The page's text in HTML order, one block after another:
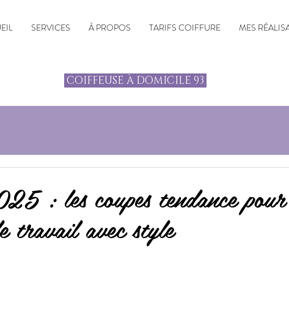
SERVICES À PROPOS TARIFS COIFFURE MES
COIFFEUSE À DOMICILE 93
: les coupes tendance pour
travail avec style